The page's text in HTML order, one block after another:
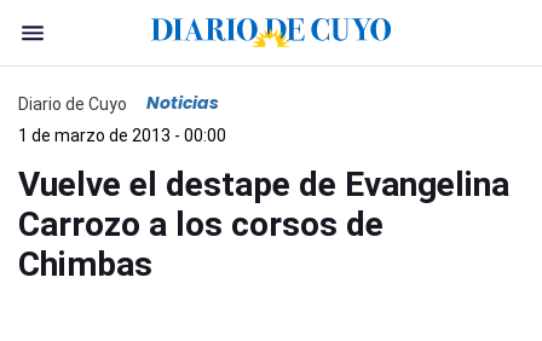
Diario de Cuyo Noticias
1 de marzo de 2013 - 00:00
Vuelve el destape de Evangelina
Carrozo a los corsos de
Chimbas